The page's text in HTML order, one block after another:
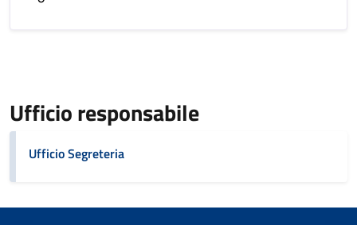
Ufficio responsabile
Ufficio Segreteria